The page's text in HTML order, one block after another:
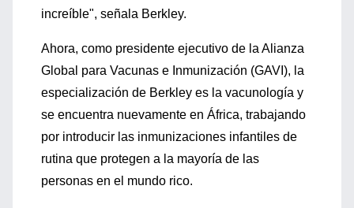
increíble", señala Berkley.
Ahora, como presidente ejecutivo de la Alianza
Global para Vacunas e Inmunización (GAVI), la
especialización de Berkley es la vacunología y
se encuentra nuevamente en África, trabajando
por introducir las inmunizaciones infantiles de
rutina que protegen a la mayoría de las
personas en el mundo rico.